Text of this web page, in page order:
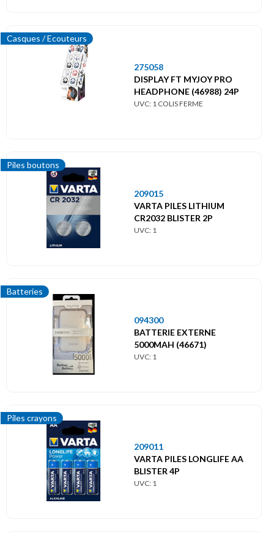
Casques / Ecouteurs
275058
DISPLAY FT MYJOY PRO
HEADPHONE (46988) 24P
UVC: 1 COLIS FERME
Piles boutons
209015
VARTA PILES LITHIUM
CR2032 BLISTER 2P
UVC: 1
Batteries
094300
BATTERIE EXTERNE
5000MAH (46671)
UVC: 1
Piles crayons
209011
VARTA PILES LONGLIFE AA
BLISTER 4P
UVC: 1